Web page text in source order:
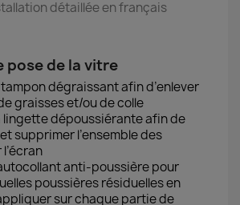
détaillée en français
pose de la vitre
dégraissant afin d’enlever
graisses et/ou de colle
lingette dépoussiérante afin de
supprimer l’ensemble des
anti-poussière pour
poussières résiduelles en
sur chaque partie de